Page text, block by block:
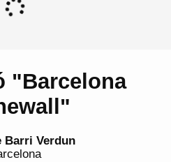
"Barcelona
Barri Verdun